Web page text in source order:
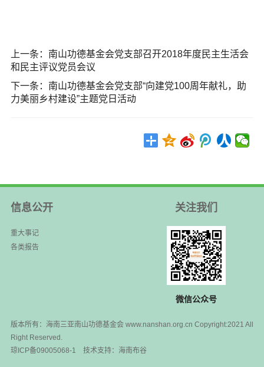
上一条： 南山功德基金会党支部召开2018年度民主生活会
和民主评议党员会议
下一条： 南山功德基金会党支部“向建党100周年献礼，助
力美丽乡村建设”主题党日活动
信息公开
重大事记
各类报告
关注我们
微信公众号
版本所有：海南三亚南山功德基金会 www.nanshan.org.cn Copyright:2021 All
Right Reserved.
琼ICP备09005068-1 技术支持： 海南布谷